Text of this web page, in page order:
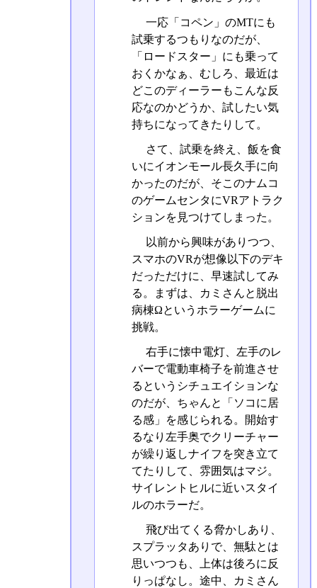
一応「コペン」のMTにも
試乗するつもりなのだが、
「ロードスター」にも乗って
おくかなぁ、むしろ、最近は
どこのディーラーもこんな反
応なのかどうか、試したい気
持ちになってきたりして。
さて、試乗を終え、飯を食
いにイオンモール長久手に向
かったのだが、そこのナムコ
のゲームセンタにVRアトラク
ションを見つけてしまった。
以前から興味がありつつ、
スマホのVRが想像以下のデキ
だっただけに、早速試してみ
る。まずは、カミさんと脱出
病棟Ωというホラーゲームに
挑戦。
右手に懐中電灯、左手のレ
バーで電動車椅子を前進させ
るというシチュエイションな
のだが、ちゃんと「ソコに居
る感」を感じられる。開始す
るなり左手奥でクリーチャー
が繰り返しナイフを突き立て
てたりして、雰囲気はマジ。
サイレントヒルに近いスタイ
ルのホラーだ。
飛び出てくる脅かしあり、
スプラッタありで、無駄とは
思いつつも、上体は後ろに反
りっぱなし。途中、カミさん